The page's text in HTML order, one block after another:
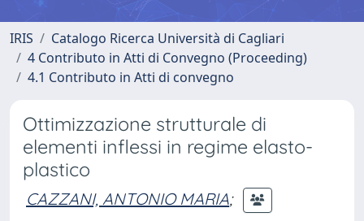
IRIS
Catalogo Ricerca Università di Cagliari
4 Contributo in Atti di Convegno (Proceeding)
4.1 Contributo in Atti di convegno
Ottimizzazione strutturale di
elementi inflessi in regime elasto-
plastico
CAZZANI, ANTONIO MARIA;